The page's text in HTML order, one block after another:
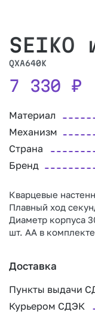
SEIKO
QXA640K
7 330 ₽
Материал
Механизм
Страна
Бренд
Кварцевые
Плавный ход
Диаметр корпуса
шт. АА в
Доставка
Пункты выдачи
Курьером СДЭК